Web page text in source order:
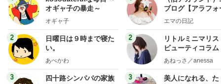
オギャ子の暴走～
オギャ子
2
日曜日は９時まで寝た
い。
あべかわ
3
四十路シンパパの家族
ブログ【アラフォ
社売却セカンドラ
エマの日記
2
リトルミニマリス
ビューティコラ
little
uty colum
あねっさ／anessa
3
美人になれる、た